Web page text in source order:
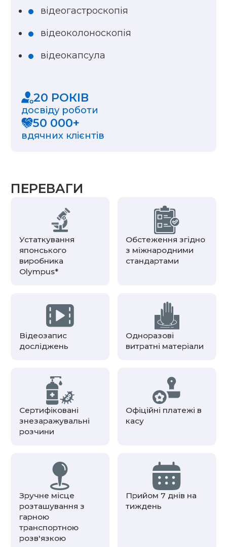
відеогастроскопія
відеоколоноскопія
відеокапсула
20 РОКІВ
досвіду роботи
50 000+
вдячних клієнтів
ПЕРЕВАГИ
Устаткування
японського
виробника
Olympus*
Обстеження згідно
з міжнародними
стандартами
Відеозапис
досліджень
Одноразові
витратні матеріали
Сертифіковані
знезаражувальні
розчини
Офіційні платежі в
касу
Зручне місце
розташування з
гарною
транспортною
розв'язкою
Прийом 7 днів на
тиждень